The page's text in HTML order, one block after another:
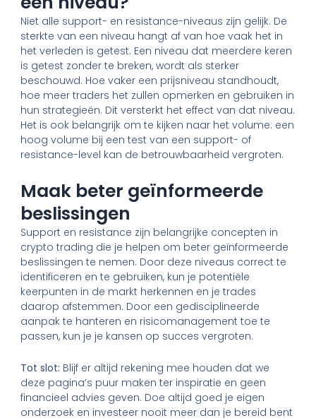
Niet alle support- en resistance-niveaus zijn gelijk. De
sterkte van een niveau hangt af van hoe vaak het in
het verleden is getest. Een niveau dat meerdere keren
is getest zonder te breken, wordt als sterker
beschouwd. Hoe vaker een prijsniveau standhoudt,
hoe meer traders het zullen opmerken en gebruiken in
hun strategieën. Dit versterkt het effect van dat niveau.
Het is ook belangrijk om te kijken naar het volume: een
hoog volume bij een test van een support- of
resistance-level kan de betrouwbaarheid vergroten.
Maak beter geïnformeerde
beslissingen
Support en resistance zijn belangrijke concepten in
crypto trading die je helpen om beter geïnformeerde
beslissingen te nemen. Door deze niveaus correct te
identificeren en te gebruiken, kun je potentiële
keerpunten in de markt herkennen en je trades
daarop afstemmen. Door een gedisciplineerde
aanpak te hanteren en risicomanagement toe te
passen, kun je je kansen op succes vergroten.
Tot slot: Blijf er altijd rekening mee houden dat we
deze pagina’s puur maken ter inspiratie en geen
financieel advies geven. Doe altijd goed je eigen
onderzoek en investeer nooit meer dan je bereid bent